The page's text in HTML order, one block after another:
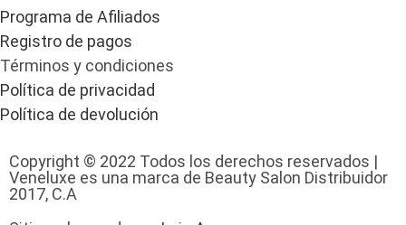
Programa de Afiliados
Registro de pagos
Términos y condiciones
Política de privacidad
Política de devolución
Copyright © 2022 Todos los derechos reservados |
Veneluxe es una marca de Beauty Salon Distribuidor
2017, C.A